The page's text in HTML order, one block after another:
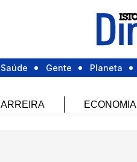
Saúde Gente Planeta
ECONOMIA